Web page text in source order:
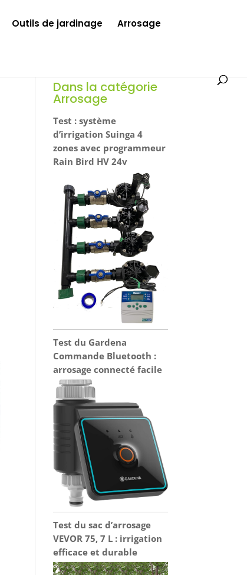
Outils de jardinage Arrosage
Dans la catégorie
Arrosage
Test : système
d’irrigation Suinga 4
zones avec programmeur
Rain Bird HV 24v
Test du Gardena
Commande Bluetooth :
arrosage connecté facile
Test du sac d’arrosage
VEVOR 75, 7 L : irrigation
efficace et durable